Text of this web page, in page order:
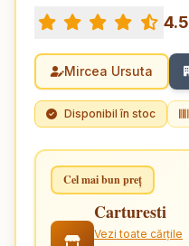
4.5
Mircea Ursuta
Disponibil în stoc
Cel mai bun preț
Carturesti
Vezi toate cărțile